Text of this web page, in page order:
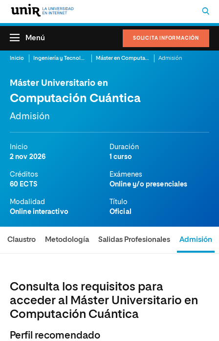
SOLICITA INFORMACIÓN
Menú
Inicio Ingeniería y Tecnología Máster en Computación Cuántica Admisión
Máster Universitario en
Computación Cuántica
Admisión
Inicio
2 nov 2026
Duración
1 curso
Créditos
60 ECTS
Exámenes
Online y/o presenciales
Modalidad
Online interactivo
Título
Oficial
Claustro Metodología Salidas Profesionales Admisión
Consulta los requisitos para
acceder al Máster Universitario en
Computación Cuántica
Perfil recomendado